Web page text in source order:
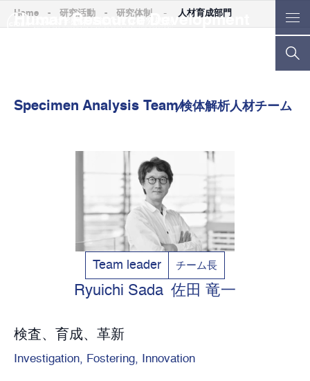
Human Resource Development
Home - 研究活動 - 研究体制 - 人材育成部門
Specimen Analysis Team検体解析人材チーム
Team leader チーム長
Ryuichi Sada 佐田 竜一
検査、育成、革新
Investigation, Fostering, Innovation